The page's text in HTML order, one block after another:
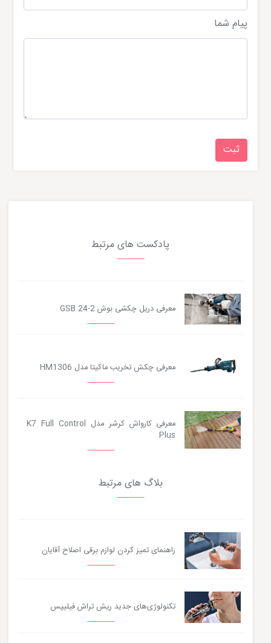
پیام شما
پادکست های مرتبط
معرفی دریل چکشی بوش GSB 24-2
معرفی چکش تخریب ماکیتا مدل HM1306
معرفی کارواش کرشر مدل K7 Full Control
Plus
بلاگ های مرتبط
راهنمای تمیز کردن لوازم برقی اصلاح آقایان
تکنولوژی‌های جدید ریش تراش فیلیپس